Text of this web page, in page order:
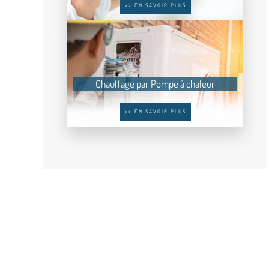
>> EN SAVOIR PLUS
Chauffage par Pompe à chaleur
>> EN SAVOIR PLUS